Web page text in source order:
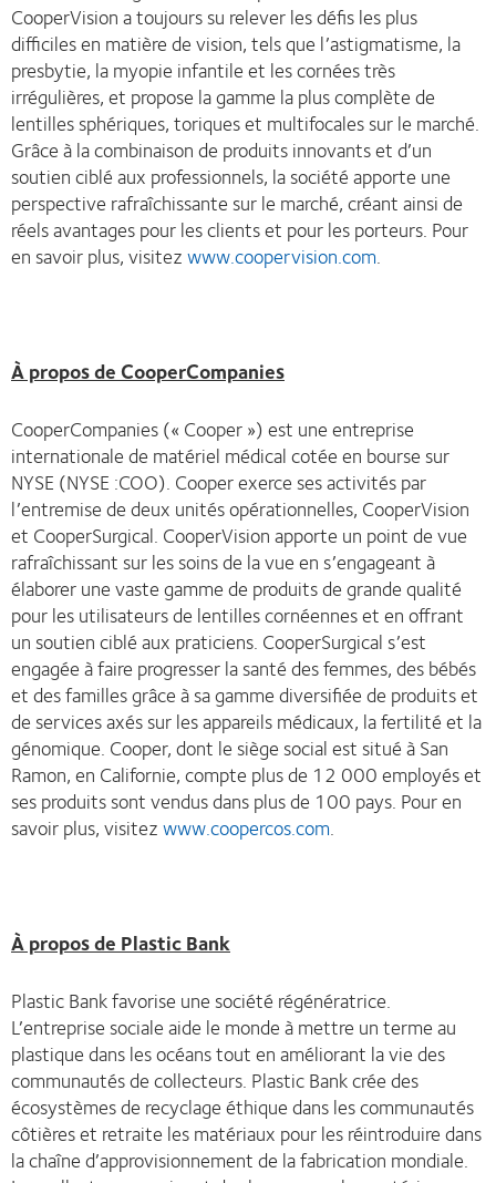
CooperVision a toujours su relever les défis les plus
difficiles en matière de vision, tels que l’astigmatisme, la
presbytie, la myopie infantile et les cornées très
irrégulières, et propose la gamme la plus complète de
lentilles sphériques, toriques et multifocales sur le marché.
Grâce à la combinaison de produits innovants et d’un
soutien ciblé aux professionnels, la société apporte une
perspective rafraîchissante sur le marché, créant ainsi de
réels avantages pour les clients et pour les porteurs. Pour
en savoir plus, visitezwww.coopervision.com.
À propos de CooperCompanies
CooperCompanies (« Cooper ») est une entreprise
internationale de matériel médical cotée en bourse sur
NYSE (NYSE :COO). Cooper exerce ses activités par
l’entremise de deux unités opérationnelles, CooperVision
et CooperSurgical. CooperVision apporte un point de vue
rafraîchissant sur les soins de la vue en s’engageant à
élaborer une vaste gamme de produits de grande qualité
pour les utilisateurs de lentilles cornéennes et en offrant
un soutien ciblé aux praticiens. CooperSurgical s’est
engagée à faire progresser la santé des femmes, des bébés
et des familles grâce à sa gamme diversifiée de produits et
de services axés sur les appareils médicaux, la fertilité et la
génomique. Cooper, dont le siège social est situé à San
Ramon, en Californie, compte plus de 12 000 employés et
ses produits sont vendus dans plus de 100 pays. Pour en
savoir plus, visitezwww.coopercos.com.
À propos de Plastic Bank
Plastic Bank favorise une société régénératrice.
L’entreprise sociale aide le monde à mettre un terme au
plastique dans les océans tout en améliorant la vie des
communautés de collecteurs. Plastic Bank crée des
écosystèmes de recyclage éthique dans les communautés
côtières et retraite les matériaux pour les réintroduire dans
la chaîne d’approvisionnement de la fabrication mondiale.